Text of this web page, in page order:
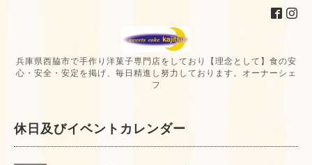
兵庫県西脇市で手作り洋菓子専門店をしており【理念として】食の安
心・安全・安定を掲げ、毎日精進し努力しております。オーナーシェ
フ
休日及びイベントカレンダー